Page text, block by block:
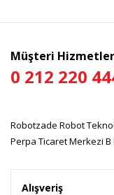
Müşteri
0 212 220
Robotzade Robot
Perpa Ticaret Merkezi B
Alışveriş